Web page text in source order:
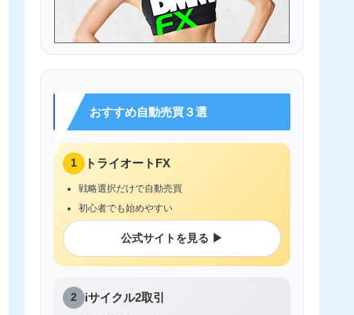
おすすめ自動売買３選
1 トライオートFX
戦略選択だけで自動売買
初心者でも始めやすい
公式サイトを見る ▶
2 iサイクル2取引